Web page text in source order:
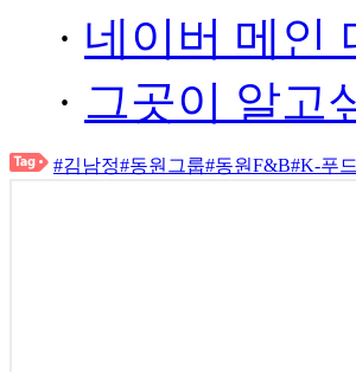
· 네이버 메인
· 그곳이 알고
#김남정#동원그룹#동원F&B#K-푸드